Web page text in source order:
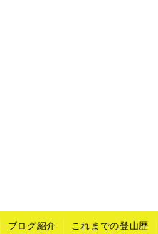
ブログ紹介 これまでの登山歴